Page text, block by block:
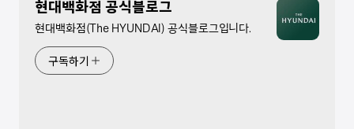
현대백화점 공식블로그
현대백화점(The HYUNDAI) 공식블로그입니다.
구독하기